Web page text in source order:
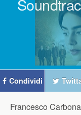
Condividi
Francesco